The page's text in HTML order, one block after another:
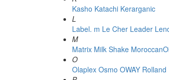
Kasho Katachi Kerarganic
L
Label. m Le Cher Leader
M
Matrix Milk Shake
O
Olaplex Osmo OWAY Rolland